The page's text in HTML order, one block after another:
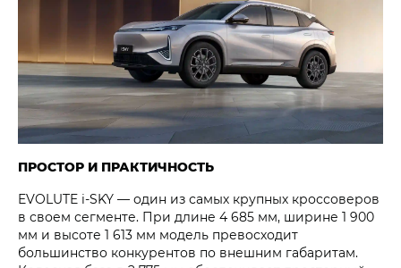
ПРОСТОР И ПРАКТИЧНОСТЬ
EVOLUTE i‑SKY — один из самых крупных кроссоверов
в своем сегменте. При длине 4 685 мм, ширине 1 900
мм и высоте 1 613 мм модель превосходит
большинство конкурентов по внешним габаритам.